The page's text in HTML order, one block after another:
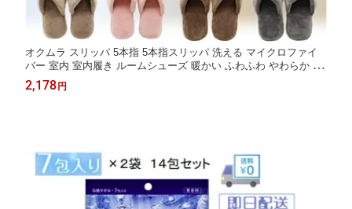
オクムラ スリッパ 5本指 5本指スリッパ 洗える マイクロファイ
バー 室内 室内履き ルームシューズ 暖かい ふわふわ やわらか 心
地いい リラックス 足指開放 ストレッチ 健康 ダイエット 美脚 静
音 蒸れない 素足履き 湯上り 風呂上がり スキンケア ネイル
2,178円